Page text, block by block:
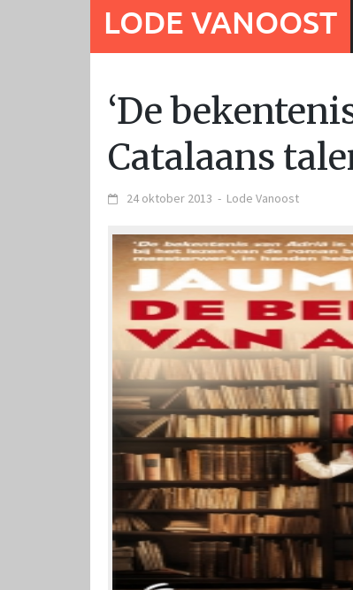
LODE VANOOST
‘De
Catalaans
24 oktober 2013 - Lode Vanoost